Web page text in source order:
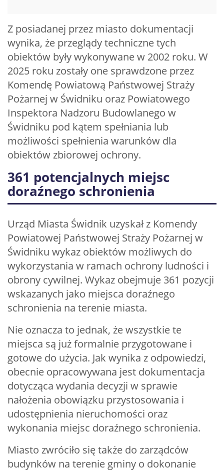
Z posiadanej przez miasto dokumentacji
wynika, że przeglądy techniczne tych
obiektów były wykonywane w 2002 roku. W
2025 roku zostały one sprawdzone przez
Komendę Powiatową Państwowej Straży
Pożarnej w Świdniku oraz Powiatowego
Inspektora Nadzoru Budowlanego w
Świdniku pod kątem spełniania lub
możliwości spełnienia warunków dla
obiektów zbiorowej ochrony.
361 potencjalnych miejsc
doraźnego schronienia
Urząd Miasta Świdnik uzyskał z Komendy
Powiatowej Państwowej Straży Pożarnej w
Świdniku wykaz obiektów możliwych do
wykorzystania w ramach ochrony ludności i
obrony cywilnej. Wykaz obejmuje 361 pozycji
wskazanych jako miejsca doraźnego
schronienia na terenie miasta.
Nie oznacza to jednak, że wszystkie te
miejsca są już formalnie przygotowane i
gotowe do użycia. Jak wynika z odpowiedzi,
obecnie opracowywana jest dokumentacja
dotycząca wydania decyzji w sprawie
nałożenia obowiązku przystosowania i
udostępnienia nieruchomości oraz
wykonania miejsc doraźnego schronienia.
Miasto zwróciło się także do zarządców
budynków na terenie gminy o dokonanie